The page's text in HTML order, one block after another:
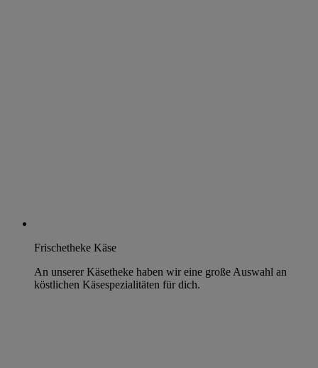
Frischetheke Käse
An unserer Käsetheke haben wir eine große Auswahl an
köstlichen Käsespezialitäten für dich.